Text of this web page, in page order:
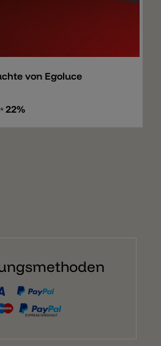
von Egoluce
22%